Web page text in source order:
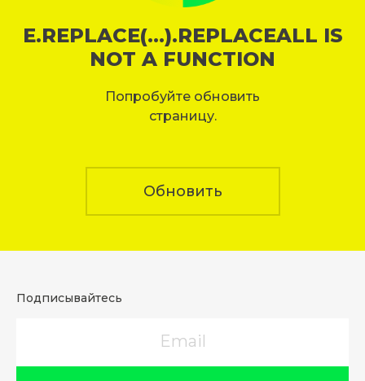
E.REPLACE(...).REPLACEALL IS
NOT A FUNCTION
Попробуйте обновить
страницу.
Обновить
Подписывайтесь